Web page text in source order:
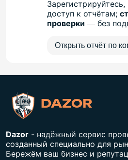
доступ к отчётам;
проверки — без
Открыть отчёт по
DAZOR
Dazor - надёжный сервис
созданный специально для
Бережём ваш бизнес и